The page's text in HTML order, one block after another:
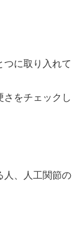
つに取り入れて
さをチェックし
人、人工関節の